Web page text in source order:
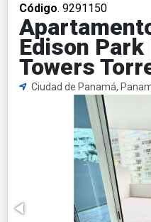
Código. 9291150
Edison
Towers
Ciudad de Panamá,